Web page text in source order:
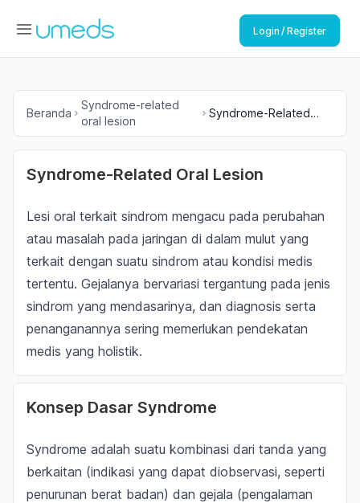
Login / Register
Beranda
Syndrome-related
oral lesion
Syndrome-Related
Syndrome-Related Oral Lesion
Lesi oral terkait sindrom mengacu pada perubahan
atau masalah pada jaringan di dalam mulut yang
terkait dengan suatu sindrom atau kondisi medis
tertentu. Gejalanya bervariasi tergantung pada jenis
sindrom yang mendasarinya, dan diagnosis serta
penanganannya sering memerlukan pendekatan
medis yang holistik.
Konsep Dasar Syndrome
Syndrome adalah suatu kombinasi dari tanda yang
berkaitan (indikasi yang dapat diobservasi, seperti
penurunan berat badan) dan gejala (pengalaman